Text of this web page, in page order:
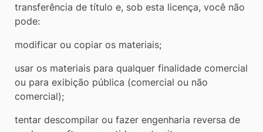
transferência de título e, sob esta licença, você não
pode:
modificar ou copiar os materiais;
usar os materiais para qualquer finalidade comercial
ou para exibição pública (comercial ou não
comercial);
tentar descompilar ou fazer engenharia reversa de